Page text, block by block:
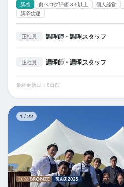
新着 食べログ評価 3.5以上 個人経営
新卒歓迎
正社員 調理師・調理スタッフ
正社員 調理師・調理スタッフ
最終更新日：6日前
1 / 22